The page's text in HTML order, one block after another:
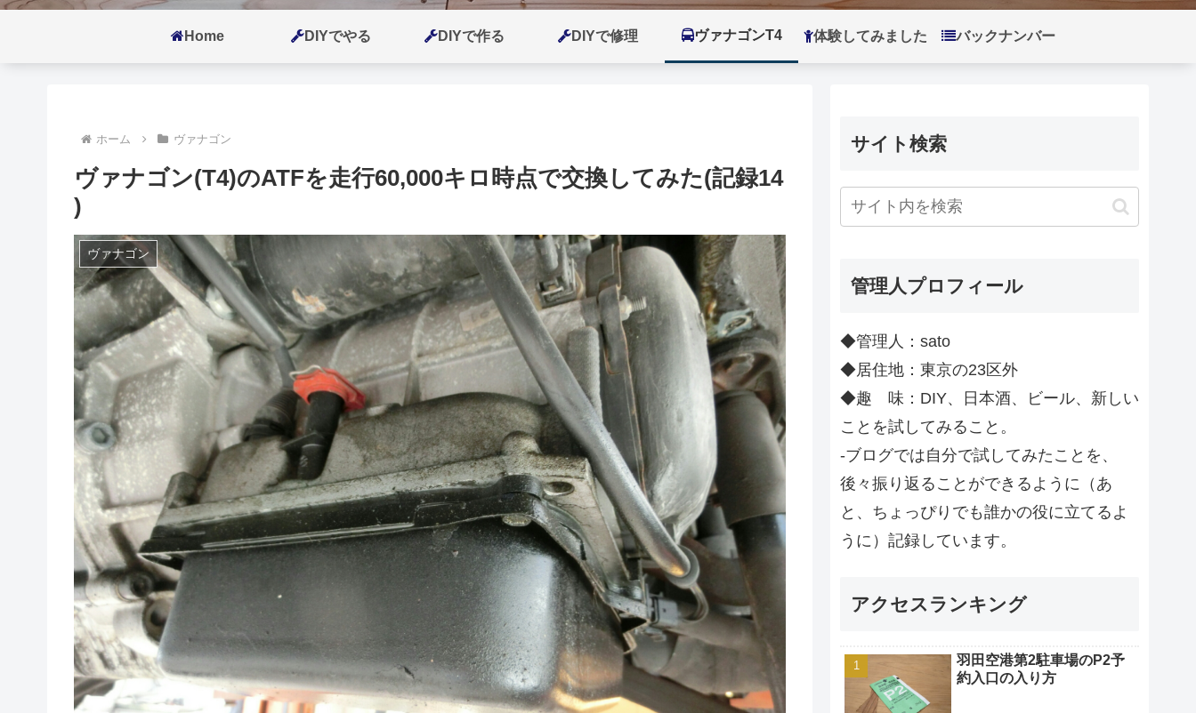
Home DIYでやる DIYで作る DIYで修理 ヴァナゴンT4 体験してみました バックナンバー
ホーム ヴァナゴン
ヴァナゴン(T4)のATFを走行60,000キロ時点で交換してみた(記録14
)
ヴァナゴン
サイト検索
管理人プロフィール
◆管理人：sato
◆居住地：東京の23区外
◆趣 味：DIY、日本酒、ビール、新しい
ことを試してみること。
-ブログでは自分で試してみたことを、
後々振り返ることができるように（あ
と、ちょっぴりでも誰かの役に立てるよ
うに）記録しています。
アクセスランキング
羽田空港第2駐車場のP2予
約入口の入り方